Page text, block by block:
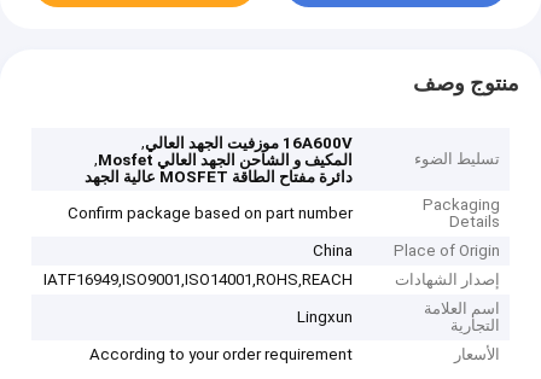
منتوج وصف
تسليط الضوء
16A600V موزفيت الجهد العالي
,
المكيف و الشاحن الجهد العالي Mosfet
,
دائرة مفتاح الطاقة MOSFET عالية الجهد
Packaging
Details
Confirm package based on part number
Place of Origin
China
إصدار الشهادات
IATF16949,ISO9001,ISO14001,ROHS,REACH
اسم العلامة
التجارية
Lingxun
الأسعار According to your order requirement